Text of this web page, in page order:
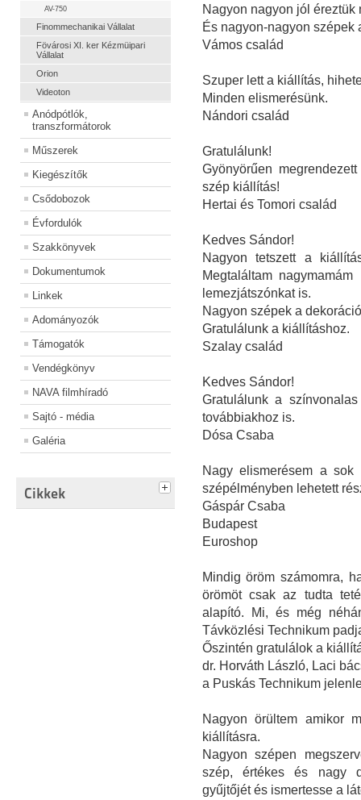
AV-750
Finommechanikai Vállalat
Fövárosi XI. ker Kézmüipari
Vállalat
Orion
Videoton
Anódpótlók,
transzformátorok
Műszerek
Kiegészítők
Csődobozok
Évfordulók
Szakkönyvek
Dokumentumok
Linkek
Adományozók
Támogatók
Vendégkönyv
NAVA filmhíradó
Sajtó - média
Galéria
Cikkek
Nagyon nagyon jól éreztük
És nagyon-nagyon szépek
Vámos család
Szuper lett a kiállítás,
Minden elismerésünk.
Nándori család
Gratulálunk!
Gyönyörűen
szép kiállítás!
Hertai és Tomori család
Kedves Sándor!
Nagyon tetszett a
Megtaláltam
lemezjátszónkat is.
Nagyon szépek a
Gratulálunk a kiállításhoz.
Szalay család
Kedves Sándor!
Gratulálunk a
továbbiakhoz is.
Dósa Csaba
Nagy elismerésem a
szépélményben lehetett
Gáspár Csaba
Budapest
Euroshop
Mindig öröm számomra,
örömöt csak az tudta
alapító. Mi, és még
Távközlési Technikum
Őszintén gratulálok a
dr. Horváth László, Laci
a Puskás Technikum
Nagyon örültem amikor
kiállításra.
Nagyon szépen
szép, értékes és nagy
gyűjtőjét és ismertesse a